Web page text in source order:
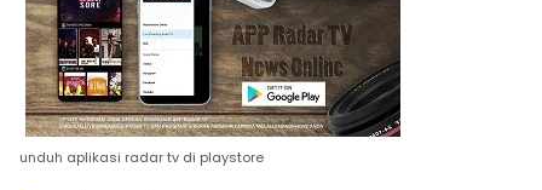
unduh aplikasi radar tv di playstore